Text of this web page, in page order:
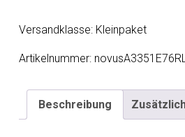
VW
6R
RL-
Design
Versandklasse: Kleinpaket
Artikelnummer:
Beschreibung